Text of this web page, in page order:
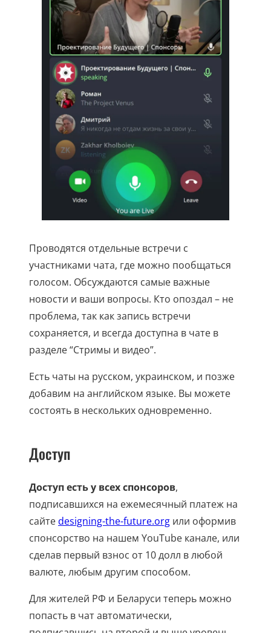
Проводятся отдельные встречи с
участниками чата, где можно пообщаться
голосом. Обсуждаются самые важные
новости и ваши вопросы. Кто опоздал – не
проблема, так как запись встречи
сохраняется, и всегда доступна в чате в
разделе “Стримы и видео”.
Есть чаты на русском, украинском, и позже
добавим на английском языке. Вы можете
состоять в нескольких одновременно.
Доступ
Доступ есть у всех спонсоров,
подписавшихся на ежемесячный платеж на
сайтеdesigning-the-future.org или оформив
спонсорство на нашем YouTube канале, или
сделав первый взнос от 10 долл в любой
валюте, любым другим способом.
Для жителей РФ и Беларуси теперь можно
попасть в чат автоматически,